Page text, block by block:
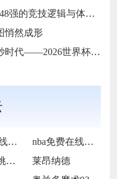
竞技逻辑与体系重塑”
悄然成形
世界杯计时规则展望
NBA直播在线观看
nba免费在线高清直播
太阳将客场挑战步行者
莱昂纳德